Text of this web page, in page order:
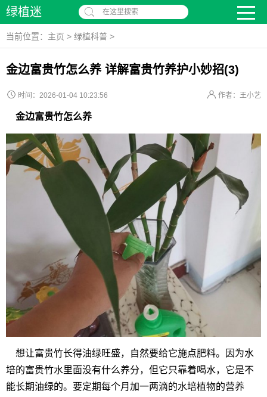
绿植迷 在这里搜索
当前位置： 主页 > 绿植科普 >
金边富贵竹怎么养 详解富贵竹养护小妙招(3)
时间：2026-01-04 10:23:56 作者：王小艺
金边富贵竹怎么养
想让富贵竹长得油绿旺盛，自然要给它施点肥料。因为水
培的富贵竹水里面没有什么养分，但它只靠着喝水，它是不
能长期油绿的。要定期每个月加一两滴的水培植物的营养